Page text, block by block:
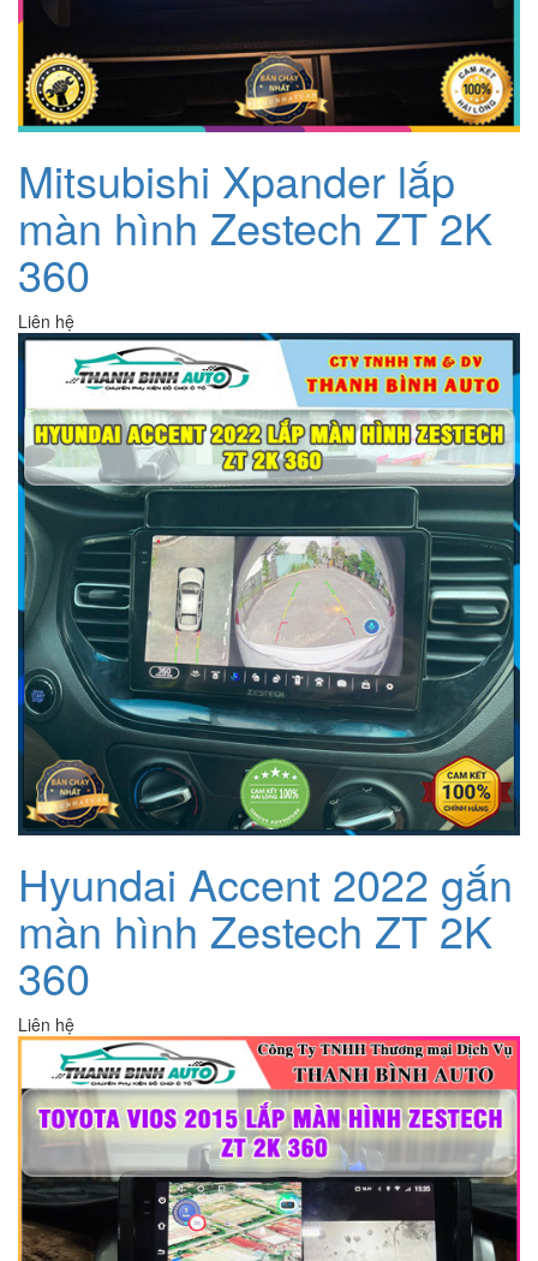
Mitsubishi Xpander lắp
màn hình Zestech ZT 2K
360
Liên hệ
Hyundai Accent 2022 gắn
màn hình Zestech ZT 2K
360
Liên hệ